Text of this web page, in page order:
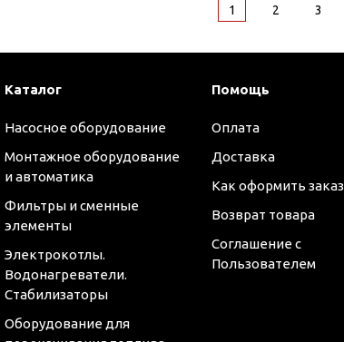
1 2 3
Каталог
Насосное оборудование
Монтажное оборудование
и автоматика
Фильтры и сменные
элементы
Электрокотлы.
Водонагреватели.
Стабилизаторы
Оборудование для
Помощь
Оплата
Доставка
Как оформить заказ
Возврат товара
Соглашение с
Пользователем